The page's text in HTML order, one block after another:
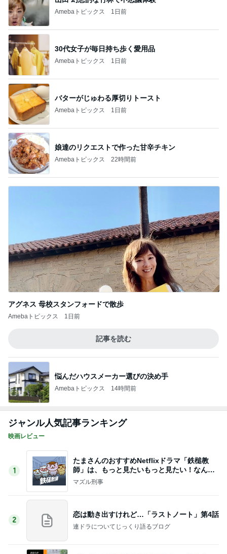
Amebaトピックス 1日前
30代女子が毎日持ち歩く愛用品
Amebaトピックス 1日前
バターがじゅわる厚切りトースト
Amebaトピックス 1日前
娘達のリクエストで作った甘辛チキン
Amebaトピックス 22時間前
アグネス 母校スタンフォードで散歩
Amebaトピックス 1日前
記事を読む
悩んだハウスメーカー選びの決め手
Amebaトピックス 14時間前
ジャンル人気記事ランキング
映画レビュー
1
たまさんのおすすめNetflixドラマ「鉄槌教
師」は、もっと見たいもっと見たい！なんで1
0話完？
マズル刑事
2
恋は動き出すけれど…「ラストノート」第4話
連ドラについてじっくり語るブログ